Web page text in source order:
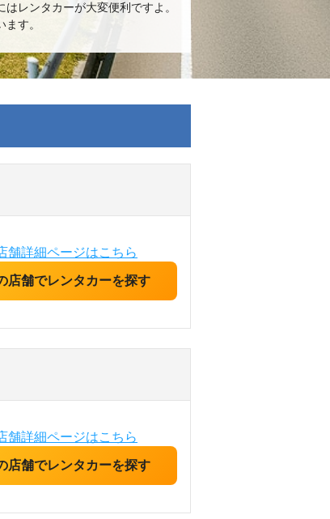
レンタカーが大変便利ですよ。
す。
舗詳細ページはこちら
店舗でレンタカーを探す
舗詳細ページはこちら
店舗でレンタカーを探す